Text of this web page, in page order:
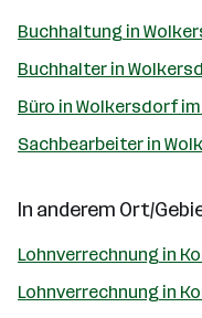
Buchhaltung in
Buchhalter in
Büro in Wolkersdorf
Sachbearbeiter in
In anderem Ort/
Lohnverrechnung in
Lohnverrechnung in